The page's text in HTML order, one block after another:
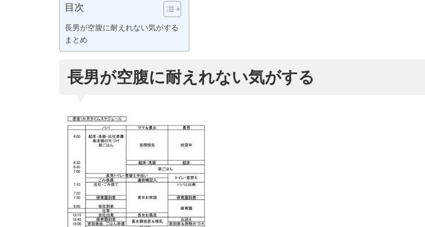
目次
長男が空腹に耐えれない気がする
まとめ
長男が空腹に耐えれない気がする